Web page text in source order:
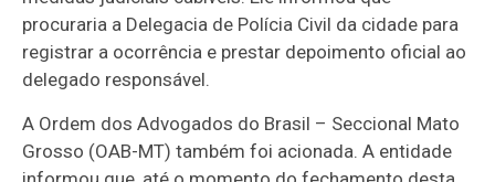
procuraria a Delegacia de Polícia Civil da cidade para
registrar a ocorrência e prestar depoimento oficial ao
delegado responsável.
A Ordem dos Advogados do Brasil – Seccional Mato
Grosso (OAB-MT) também foi acionada. A entidade